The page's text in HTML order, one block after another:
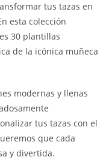
tus tazas en
esta colección
30 plantillas
de la icónica muñeca
modernas y llenas
tus tazas con el
que cada
y divertida.